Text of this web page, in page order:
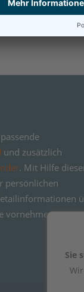
und zusätzlich
. Mit Hilfe
persönlichen
vornehmen.
Sie